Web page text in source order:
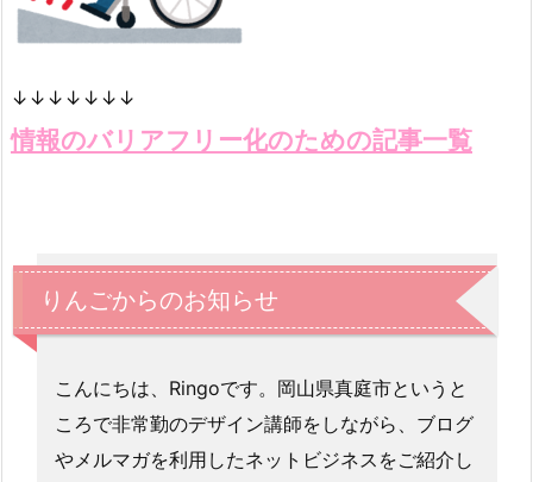
↓↓↓↓↓↓↓
情報のバリアフリー化のための記事一覧
りんごからのお知らせ
こんにちは、Ringoです。岡山県真庭市というと
ころで非常勤のデザイン講師をしながら、ブログ
やメルマガを利用したネットビジネスをご紹介し